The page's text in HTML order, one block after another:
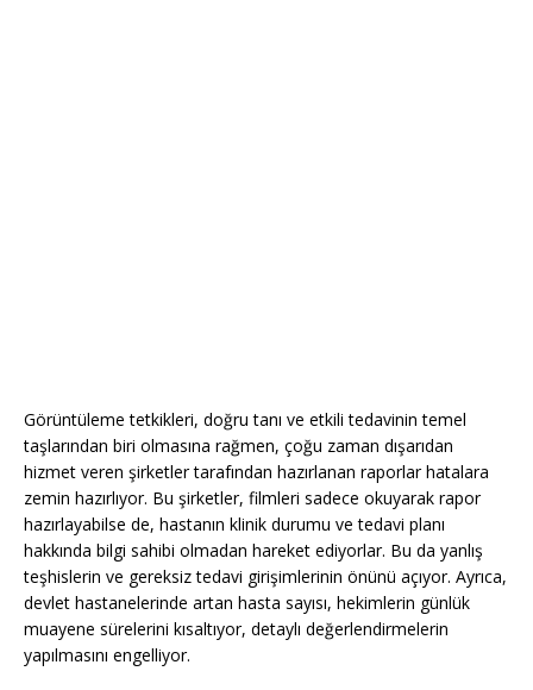
Görüntüleme tetkikleri, doğru tanı ve etkili tedavinin temel
taşlarından biri olmasına rağmen, çoğu zaman dışarıdan
hizmet veren şirketler tarafından hazırlanan raporlar hatalara
zemin hazırlıyor. Bu şirketler, filmleri sadece okuyarak rapor
hazırlayabilse de, hastanın klinik durumu ve tedavi planı
hakkında bilgi sahibi olmadan hareket ediyorlar. Bu da yanlış
teşhislerin ve gereksiz tedavi girişimlerinin önünü açıyor. Ayrıca,
devlet hastanelerinde artan hasta sayısı, hekimlerin günlük
muayene sürelerini kısaltıyor, detaylı değerlendirmelerin
yapılmasını engelliyor.